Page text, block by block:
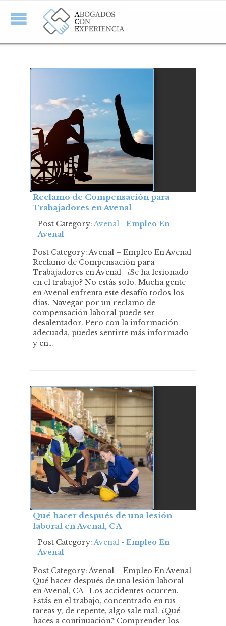
Reclamo de Compensación para
Trabajadores en Avenal
Post Category: Avenal - Empleo En
Avenal
Post Category: Avenal – Empleo En Avenal
Reclamo de Compensación para
Trabajadores en Avenal ¿Se ha lesionado
en el trabajo? No estás solo. Mucha gente
en Avenal enfrenta este desafío todos los
días. Navegar por un reclamo de
compensación laboral puede ser
desalentador. Pero con la información
adecuada, puedes sentirte más informado
y en…
Qué hacer después de una lesión
laboral en Avenal, CA
Post Category: Avenal - Empleo En
Avenal
Post Category: Avenal – Empleo En Avenal
Qué hacer después de una lesión laboral
en Avenal, CA Los accidentes ocurren.
Estás en el trabajo, concentrado en tus
tareas y, de repente, algo sale mal. ¿Qué
haces a continuación? Comprender los